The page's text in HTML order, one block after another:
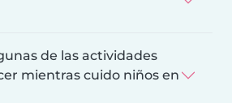
de las actividades
mientras cuido niños en